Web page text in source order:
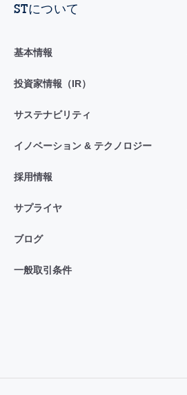
STについて
基本情報
投資家情報（IR）
サステナビリティ
イノベーション & テクノロジー
採用情報
サプライヤ
ブログ
一般取引条件